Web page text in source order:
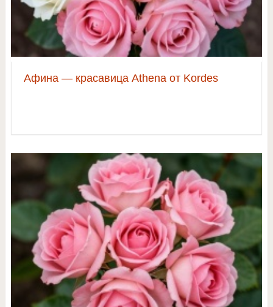
Афина — красавица Athena от Kordes